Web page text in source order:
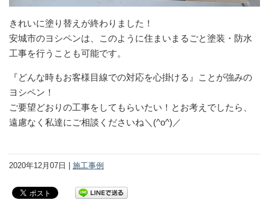
きれいに塗り替えが終わりました！
安城市のヨシペンは、このように住まいまるごと塗装・防水
工事を行うことも可能です。
『どんな時もお客様目線での対応を心掛ける』ことが強みの
ヨシペン！
ご要望どおりの工事をしてもらいたい！とお考えでしたら、
遠慮なく私達にご相談くださいね＼(^o^)／
2020年12月07日 | 施工事例